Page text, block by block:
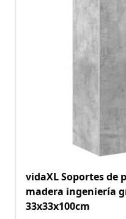
vidaXL Soportes de
madera ingeniería
33x33x100cm